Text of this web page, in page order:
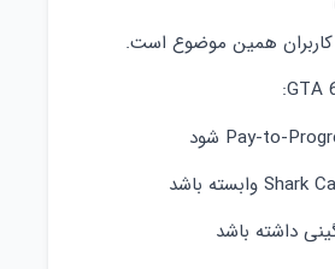
کاربران همین موضوع است.